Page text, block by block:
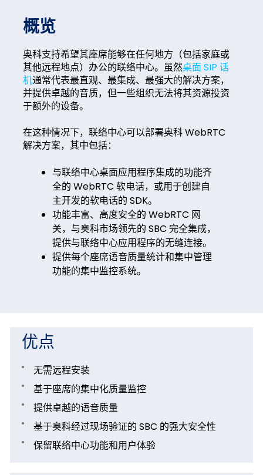
概览
奥科支持希望其座席能够在任何地方（包括家庭或
其他远程地点）办公的联络中心。虽然桌面 SIP 话
机通常代表最直观、最集成、最强大的解决方案，
并提供卓越的音质，但一些组织无法将其资源投资
于额外的设备。
在这种情况下，联络中心可以部署奥科 WebRTC
解决方案，其中包括：
与联络中心桌面应用程序集成的功能齐
全的 WebRTC 软电话，或用于创建自
主开发的软电话的 SDK。
功能丰富、高度安全的 WebRTC 网
关，与奥科市场领先的 SBC 完全集成，
提供与联络中心应用程序的无缝连接。
提供每个座席语音质量统计和集中管理
功能的集中监控系统。
优点
无需远程安装
基于座席的集中化质量监控
提供卓越的语音质量
基于奥科经过现场验证的 SBC 的强大安全性
保留联络中心功能和用户体验